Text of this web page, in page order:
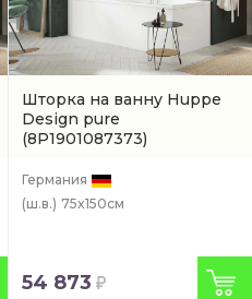
Шторка на ванну Huppe
Design pure
(8P1901087373)
Германия
(ш.в.) 75x150см
54 873